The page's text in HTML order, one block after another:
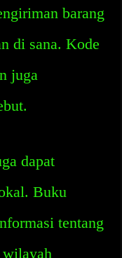
barang
di sana. Kode
juga
dapat
Buku
tentang
wilayah